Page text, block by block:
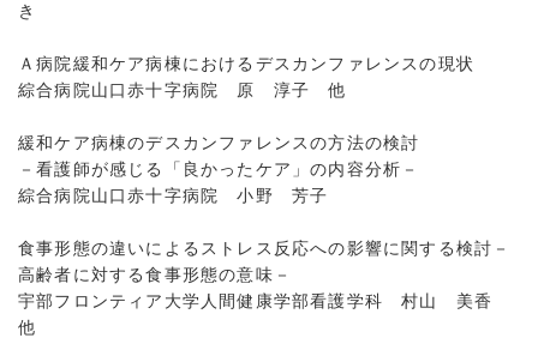
き
Ａ病院緩和ケア病棟におけるデスカンファレンスの現状
綜合病院山口赤十字病院 原 淳子 他
緩和ケア病棟のデスカンファレンスの方法の検討
－看護師が感じる「良かったケア」の内容分析－
綜合病院山口赤十字病院 小野 芳子
食事形態の違いによるストレス反応への影響に関する検討－
高齢者に対する食事形態の意味－
宇部フロンティア大学人間健康学部看護学科 村山 美香
他